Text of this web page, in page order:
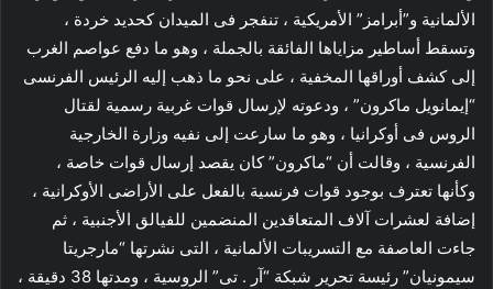
الألمانية و”أبرامز” الأمريكية ، تنفجر فى الميدان كحديد خردة ،
وتسقط أساطير مزاياها الفائقة بالجملة ، وهو ما دفع عواصم الغرب
إلى كشف أوراقها المخفية ، على نحو ما ذهب إليه الرئيس الفرنسى
“إيمانويل ماكرون” ، ودعوته لإرسال قوات غربية رسمية لقتال
الروس فى أوكرانيا ، وهو ما سارعت إلى نفيه وزارة الخارجية
الفرنسية ، وقالت أن “ماكرون” كان يقصد إرسال قوات خاصة ،
وكأنها تعترف بوجود قوات فرنسية بالفعل على الأراضى الأوكرانية ،
إضافة لعشرات آلاف المتعاقدين المنضمين للفيالق الأجنبية ، ثم
جاءت العاصفة مع التسريبات الألمانية ، التى نشرتها “مارجريتا
سيمونيان” رئيسة تحرير شبكة “آر . تى” الروسية ، ومدتها 38 دقيقة ،